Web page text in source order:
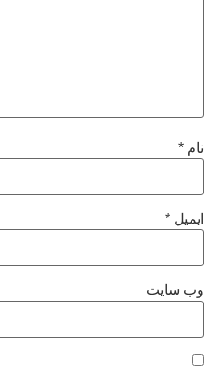
نام *
ایمیل *
وب‌ سایت